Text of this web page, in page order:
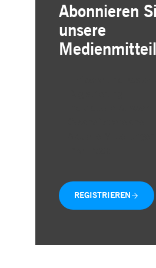
Abonnieren
unsere
REGISTRIEREN